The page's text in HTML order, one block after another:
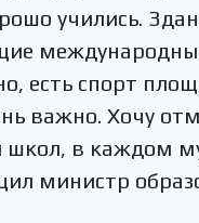
учились.
есть спорт
важно. Хочу
в каждом
министр